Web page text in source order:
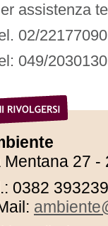
assistenza
02/
049/
Mentana 27 -
0382